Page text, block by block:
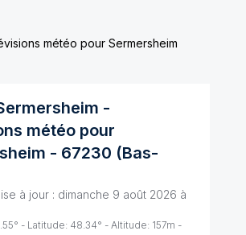
météo pour Sermersheim
-
météo pour
- 67230 (Bas-
à jour : dimanche 9 août 2026 à
° - Latitude: 48.34° - Altitude: 157m -